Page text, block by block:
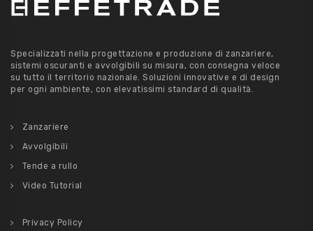
Specializzati nella progettazione e produzione di zanzariere,
sistemi oscuranti e avvolgibili su misura, con consegna veloce
su tutto il territorio nazionale. Soluzioni innovative e di design
per ogni ambiente, con elevatissimi standard di qualità.
Zanzariere
Avvolgibili
Tende a rullo
Video Tutorial
Privacy Policy